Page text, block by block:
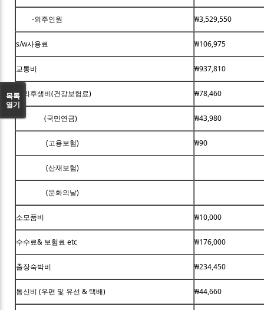
-외주인원 ₩3,529,550
s/w사용료 ₩106,975
교통비 ₩937,810
복리후생비(건강보험료) ₩78,460
(국민연금) ₩43,980
(고용보험) ₩90
(산재보험)
(문화의날)
소모품비 ₩10,000
수수료& 보험료 etc ₩176,000
출장숙박비 ₩234,450
통신비 (우편 및 유선 & 택배) ₩44,660
목록
열기